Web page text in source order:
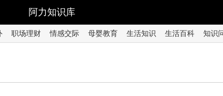
阿力知识库
职场理财 情感交际 母婴教育 生活知识 生活百科 知识